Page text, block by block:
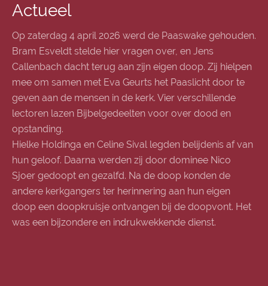
Actueel
Op zaterdag 4 april 2026 werd de Paaswake gehouden.
Bram Esveldt stelde hier vragen over, en Jens
Callenbach dacht terug aan zijn eigen doop. Zij hielpen
mee om samen met Eva Geurts het Paaslicht door te
geven aan de mensen in de kerk. Vier verschillende
lectoren lazen Bijbelgedeelten voor over dood en
opstanding.
Hielke Holdinga en Celine Sival legden belijdenis af van
hun geloof. Daarna werden zij door dominee Nico
Sjoer gedoopt en gezalfd. Na de doop konden de
andere kerkgangers ter herinnering aan hun eigen
doop een doopkruisje ontvangen bij de doopvont. Het
was een bijzondere en indrukwekkende dienst.